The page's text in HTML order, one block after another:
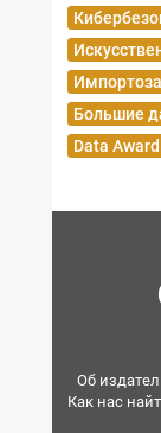
Большие
Data Award
Об
Как нас